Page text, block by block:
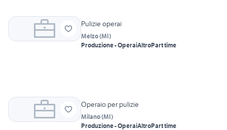
Pulizie operai
Melzo(MI)
Produzione - OperaiAltroPart time
Operaio per pulizie
Milano(MI)
Produzione - OperaiAltroPart time